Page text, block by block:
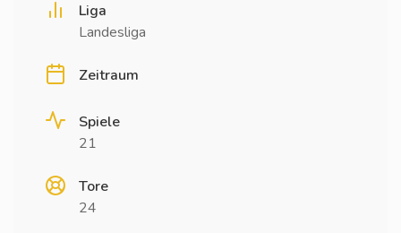
Liga
Landesliga
Zeitraum
Spiele
21
Tore
24